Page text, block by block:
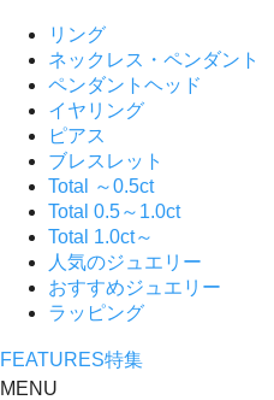
リング
ネックレス・ペンダント
ペンダントヘッド
イヤリング
ピアス
ブレスレット
Total ～0.5ct
Total 0.5～1.0ct
Total 1.0ct～
人気のジュエリー
おすすめジュエリー
ラッピング
FEATURES特集
MENU